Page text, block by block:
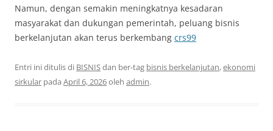
Namun, dengan semakin meningkatnya kesadaran
masyarakat dan dukungan pemerintah, peluang bisnis
berkelanjutan akan terus berkembang crs99
Entri ini ditulis di BISNISdan ber-tag bisnis berkelanjutan,ekonomi
sirkular pada April 6, 2026oleh admin.